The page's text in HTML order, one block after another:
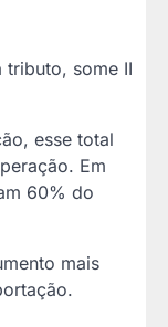
tributo, some II
esse total
Em
60% do
mais